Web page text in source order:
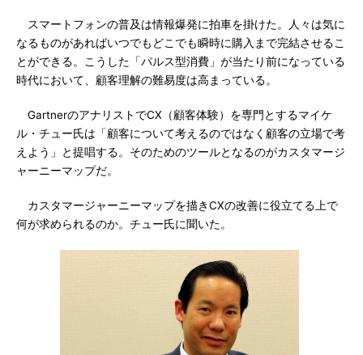
スマートフォンの普及は情報爆発に拍車を掛けた。人々は気に
なるものがあればいつでもどこでも瞬時に購入まで完結させるこ
とができる。こうした「パルス型消費」が当たり前になっている
時代において、顧客理解の難易度は高まっている。
GartnerのアナリストでCX（顧客体験）を専門とするマイケ
ル・チュー氏は「顧客について考えるのではなく顧客の立場で考
えよう」と提唱する。そのためのツールとなるのがカスタマージ
ャーニーマップだ。
カスタマージャーニーマップを描きCXの改善に役立てる上で
何が求められるのか。チュー氏に聞いた。